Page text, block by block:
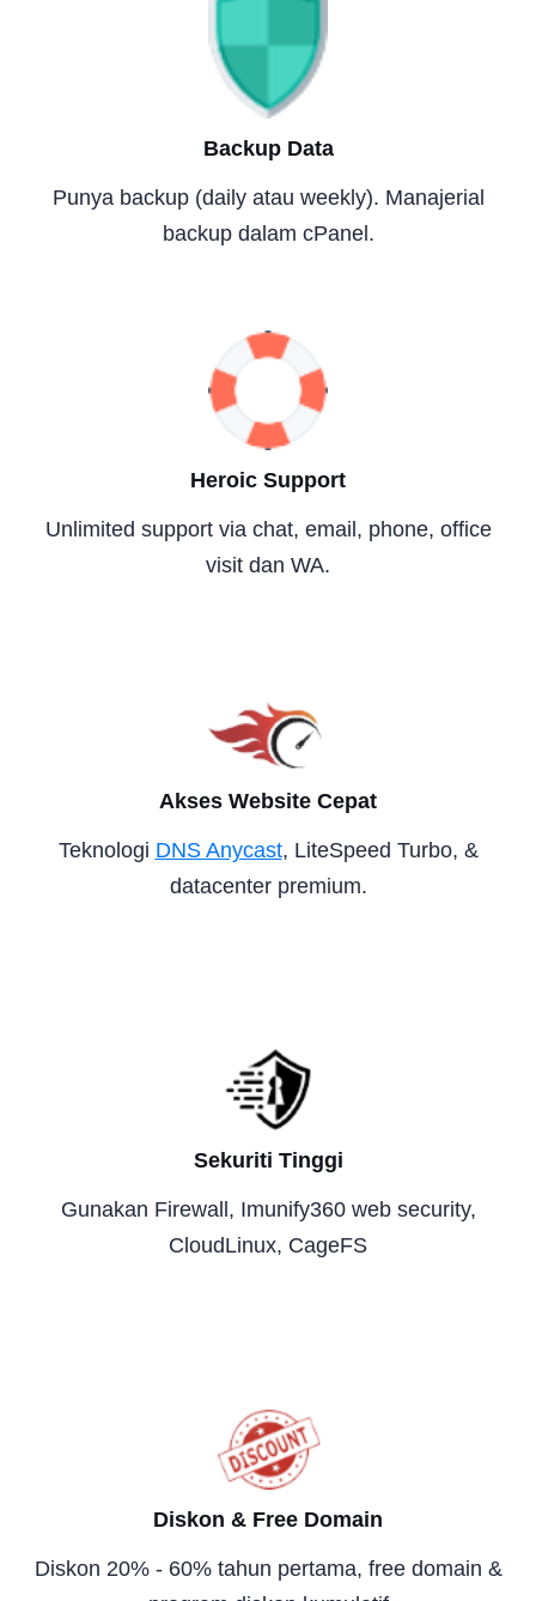
Backup Data
Punya backup (daily atau weekly). Manajerial
backup dalam cPanel.
Heroic Support
Unlimited support via chat, email, phone, office
visit dan WA.
Akses Website Cepat
Teknologi DNS Anycast, LiteSpeed Turbo, &
datacenter premium.
Sekuriti Tinggi
Gunakan Firewall, Imunify360 web security,
CloudLinux, CageFS
Diskon & Free Domain
Diskon 20% - 60% tahun pertama, free domain &